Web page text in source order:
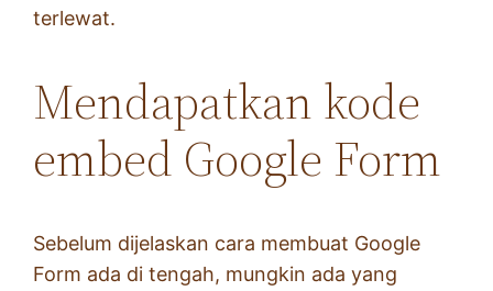
terlewat.
Mendapatkan kode
embed Google Form
Sebelum dijelaskan cara membuat Google
Form ada di tengah, mungkin ada yang